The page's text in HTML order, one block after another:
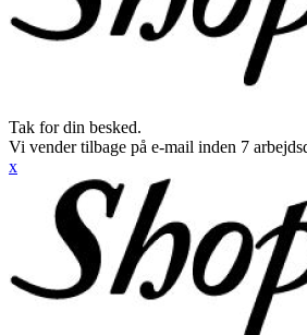
Tak for din besked.
Vi vender tilbage på e-mail inden 7
x